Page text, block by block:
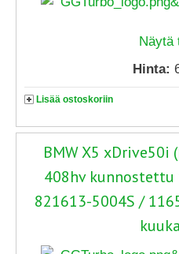
Näytä
Hinta:
Lisää ostoskoriin
BMW X5 xDrive50i
408hv kunnostettu
821613-5004S /